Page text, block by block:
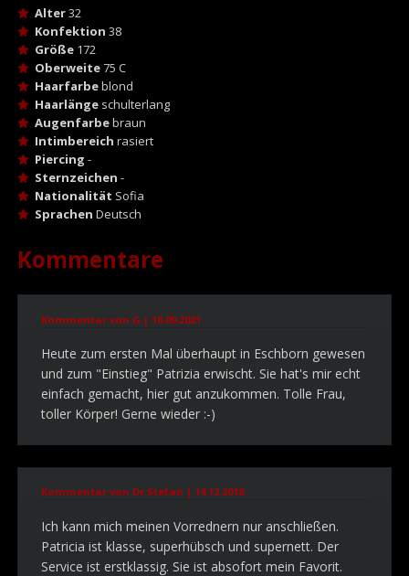
Alter32
Konfektion 38
Größe172
Oberweite75 C
Haarfarbeblond
Haarlängeschulterlang
Augenfarbebraun
Intimbereich rasiert
Piercing -
Sternzeichen -
Nationalität Sofia
Sprachen Deutsch
Kommentare
Kommentar von G | 16.09.2021
Heute zum ersten Mal überhaupt in Eschborn gewesen
und zum "Einstieg" Patrizia erwischt. Sie hat's mir echt
einfach gemacht, hier gut anzukommen. Tolle Frau,
toller Körper! Gerne wieder :-)
Kommentar von Dr.Stefan | 14.12.2018
Ich kann mich meinen Vorrednern nur anschließen.
Patricia ist klasse, superhübsch und supernett. Der
Service ist erstklassig. Sie ist absofort mein Favorit.